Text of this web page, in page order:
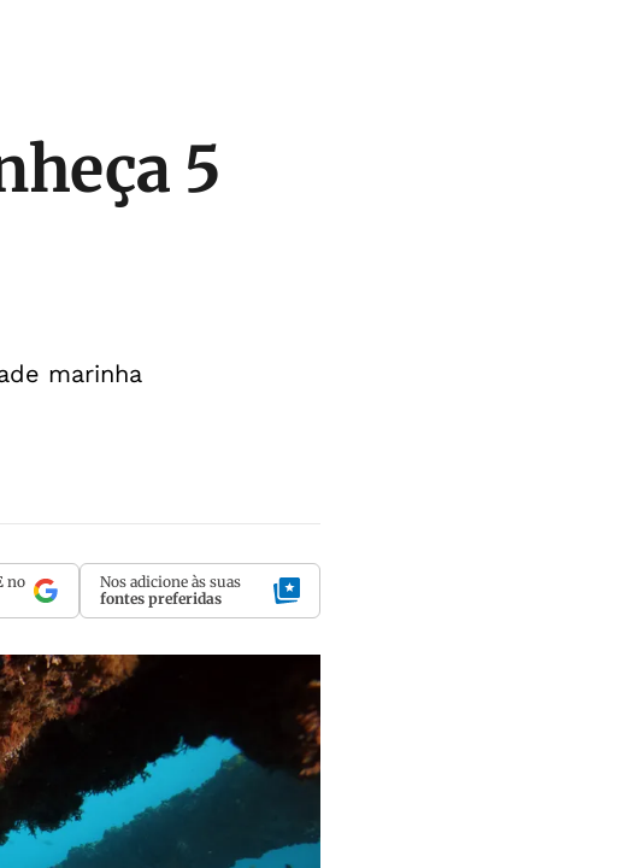
5
marinha
no
Nos adicione às suas
fontes preferidas